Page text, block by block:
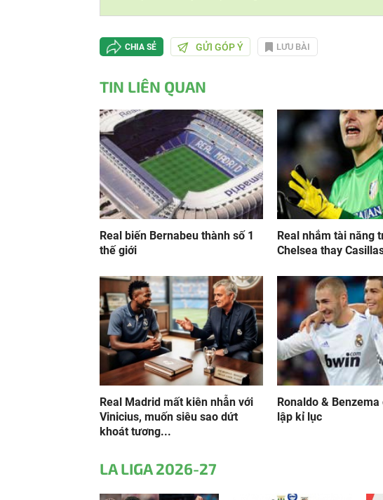
CHIA SẺ GỬI GÓP Ý LƯU BÀI
TIN LIÊN QUAN
Real biến Bernabeu thành số 1
thế giới
Real nhắm tài năng
Chelsea thay
Real Madrid mất kiên nhẫn với
Vinicius, muốn siêu sao dứt
khoát tương...
Ronaldo & Benzema
lập kỉ lục
LA LIGA 2026-27